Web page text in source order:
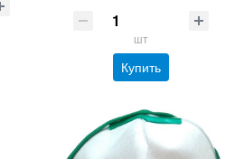
шт
Купить